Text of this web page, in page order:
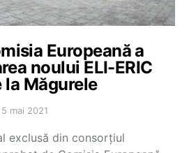
Europeană a
noului ELI-ERIC
la Măgurele
5 mai 2021
exclusă din consorțiul